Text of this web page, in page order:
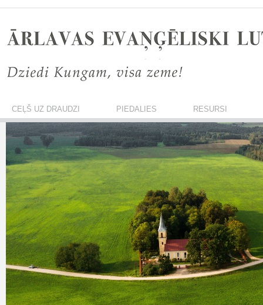
CEĻŠ UZ DRAUDZI PIEDALIES RESURSI